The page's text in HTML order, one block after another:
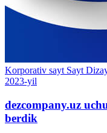
Korporativ sayt Sayt
2023-yil
dezcompany.uz
berdik